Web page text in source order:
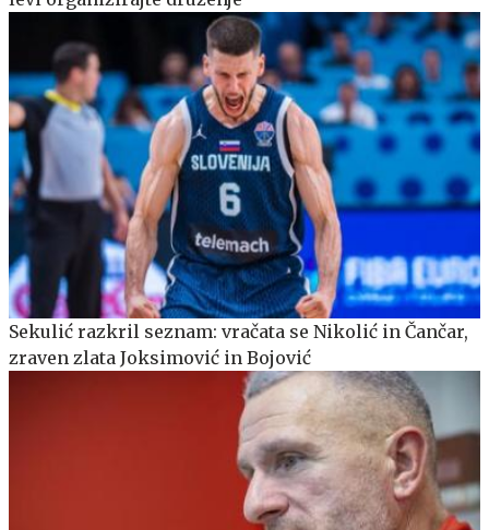
Sekulić razkril seznam: vračata se Nikolić in Čančar,
zraven zlata Joksimović in Bojović